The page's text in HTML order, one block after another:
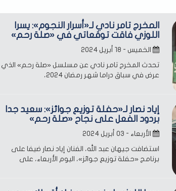
المخرج تامر نادي لـ«أسرار النجوم»: يسرا
اللوزي فاقت توقعاتي في «صلة رحم»
الخميس - ١٨ أبريل ٢٠٢٤
تحدث المخرج تامر نادي عن مسلسل «صلة رحم» الذي
عرض في سباق دراما شهر رمضان 2024،
إياد نصار لـ«حفلة توزيع جوائز»: سعيد جدا
بردود الفعل على نجاح «صلة رحم»
الأربعاء - ٠٣ أبريل ٢٠٢٤
استضافت جيهان عبد الله، الفنان إياد نصار ضيفا على
برنامج «حفلة توزيع جوائز»، اليوم الأربعاء، على